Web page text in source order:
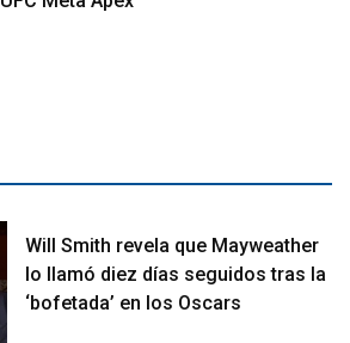
Will Smith revela que Mayweather
lo llamó diez días seguidos tras la
‘bofetada’ en los Oscars